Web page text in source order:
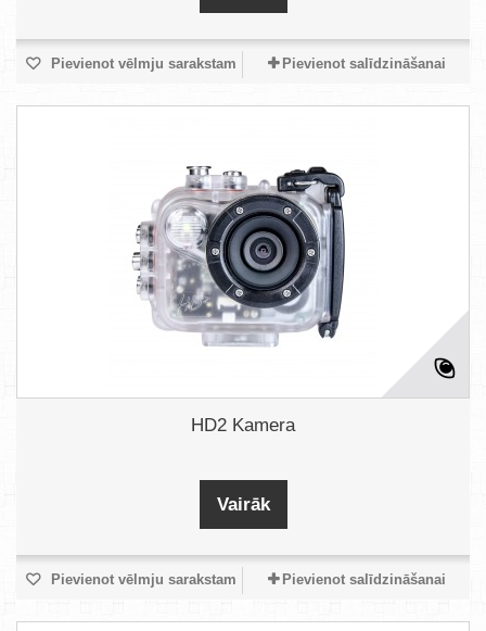
Pievienot vēlmju sarakstam Pievienot salīdzināšanai
HD2 Kamera
Vairāk
Pievienot vēlmju sarakstam Pievienot salīdzināšanai